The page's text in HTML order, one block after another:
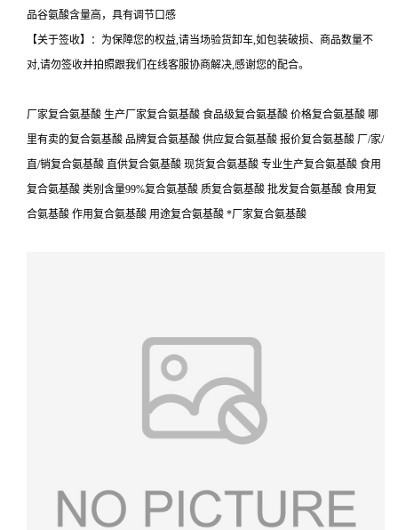
品谷氨酸含量高，具有调节口感
【关于签收】：为保障您的权益,请当场验货卸车,如包装破损、商品数量不
对,请勿签收并拍照跟我们在线客服协商解决,感谢您的配合。
厂家复合氨基酸 生产厂家复合氨基酸 食品级复合氨基酸 价格复合氨基酸 哪
里有卖的复合氨基酸 品牌复合氨基酸 供应复合氨基酸 报价复合氨基酸 厂/家/
直/销复合氨基酸 直供复合氨基酸 现货复合氨基酸 专业生产复合氨基酸 食用
复合氨基酸 类别含量99%复合氨基酸 质复合氨基酸 批发复合氨基酸 食用复
合氨基酸 作用复合氨基酸 用途复合氨基酸 *厂家复合氨基酸